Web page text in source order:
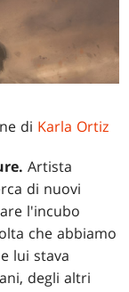
di Karla Ortiz
Artista
di nuovi
l'incubo
che abbiamo
lui stava
degli altri